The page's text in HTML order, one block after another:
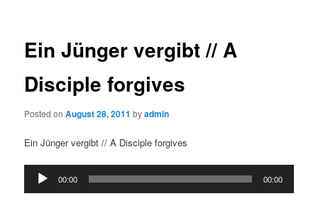
Ein Jünger vergibt // A
Disciple forgives
Posted onAugust 28, 2011 byadmin
Ein Jünger vergibt // A Disciple forgives
Audio
Player
00:00 00:00